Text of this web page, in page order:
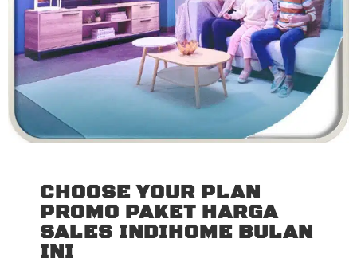
CHOOSE YOUR PLAN
PROMO PAKET HARGA
SALES INDIHOME BULAN
INI